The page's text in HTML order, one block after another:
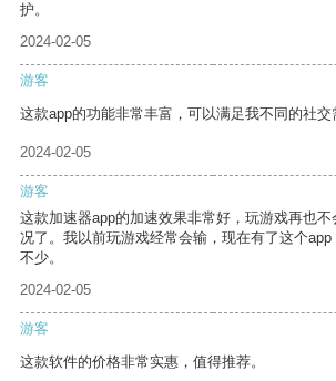
护。
2024-02-05
游客
这款app的功能非常丰富，可以满足我不同的社交
2024-02-05
游客
这款加速器app的加速效果非常好，玩游戏再也
况了。我以前玩游戏经常会输，现在有了这个
不少。
2024-02-05
游客
这款软件的价格非常实惠，值得推荐。